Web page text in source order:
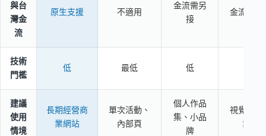
與台
灣金
流
原生支援 不適用
金流需另
接
金流需另
技術
門檻
低 最低 低
建議
使用
情境
長期經營商
業網站
單次活動、
內部頁
個人作品
集、小品
牌
視覺重的
象站